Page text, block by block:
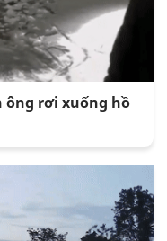
rơi xuống hồ